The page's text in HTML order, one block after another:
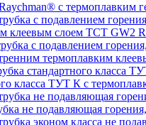
с
клеевым слоем TCT GW2
термоплавким
класса ТУТ К с
не подавляющая